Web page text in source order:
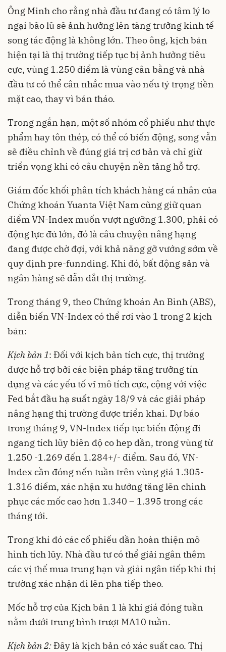
Ông Minh cho rằng nhà đầu tư đang có tâm lý lo
ngại bão lũ sẽ ảnh hưởng lên tăng trưởng kinh tế
song tác động là không lớn. Theo ông, kịch bản
hiện tại là thị trường tiếp tục bị ảnh hưởng tiêu
cực, vùng 1.250 điểm là vùng cân bằng và nhà
đầu tư có thể cân nhắc mua vào nếu tỷ trọng tiền
mặt cao, thay vì bán tháo.
Trong ngắn hạn, một số nhóm cổ phiếu như thực
phẩm hay tôn thép, có thể có biến động, song vẫn
sẽ điều chỉnh về đúng giá trị cơ bản và chỉ giữ
triển vọng khi có câu chuyện nền tảng hỗ trợ.
Giám đốc khối phân tích khách hàng cá nhân của
Chứng khoán Yuanta Việt Nam cũng giữ quan
điểm VN-Index muốn vượt ngưỡng 1.300, phải có
động lực đủ lớn, đó là câu chuyện nâng hạng
đang được chờ đợi, với khả năng gỡ vướng sớm về
quy định pre-funnding. Khi đó, bất động sản và
ngân hàng sẽ dẫn dắt thị trường.
Trong tháng 9, theo Chứng khoán An Bình (ABS),
diễn biến VN-Index có thể rơi vào 1 trong 2 kịch
bản:
Kịch bản 1: Đối với kịch bản tích cực, thị trường
được hỗ trợ bởi các biện pháp tăng trưởng tín
dụng và các yếu tố vĩ mô tích cực, cộng với việc
Fed bắt đầu hạ suất ngày 18/9 và các giải pháp
nâng hạng thị trường được triển khai. Dự báo
trong tháng 9, VN-Index tiếp tục biến động đi
ngang tích lũy biên độ co hep dần, trong vùng từ
1.250 -1.269 đến 1.284+/- điểm. Sau đó, VN-
Index cần đóng nến tuần trên vùng giá 1.305-
1.316 điểm, xác nhận xu hướng tăng lên chinh
phục các mốc cao hơn 1.340 – 1.395 trong các
tháng tới.
Trong khi đó các cổ phiếu dần hoàn thiện mô
hình tích lũy. Nhà đầu tư có thể giải ngân thêm
các vị thế mua trung hạn và giải ngân tiếp khi thị
trường xác nhận đi lên pha tiếp theo.
Mốc hỗ trợ của Kịch bản 1 là khi giá đóng tuần
nằm dưới trung bình trượt MA10 tuần.
Kịch bản 2:Đây là kịch bản có xác suất cao. Thị